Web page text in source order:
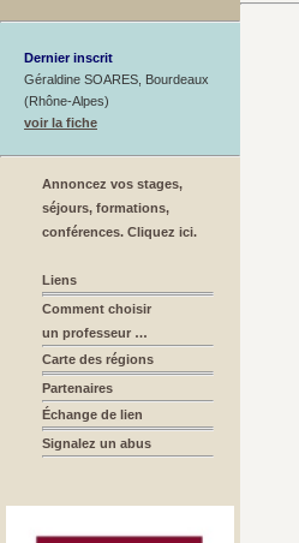
Dernier inscrit
Géraldine SOARES, Bourdeaux
(Rhône-Alpes)
voir la fiche
Annoncez vos stages,
séjours, formations,
conférences. Cliquez ici.
Liens
Comment choisir
un professeur …
Carte des régions
Partenaires
Échange de lien
Signalez un abus